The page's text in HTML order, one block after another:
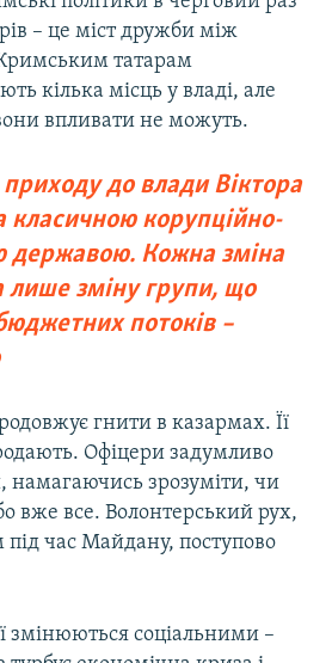
– це міст дружби між
татарам
кілька місць у владі, але
впливати не можуть.
приходу до влади Віктора
класичною корупційно-
державою. Кожна зміна
лише зміну групи, що
потоків –
гнити в казармах. Її
Офіцери задумливо
намагаючись зрозуміти, чи
вже все. Волонтерський рух,
час Майдану, поступово
змінюються соціальними –